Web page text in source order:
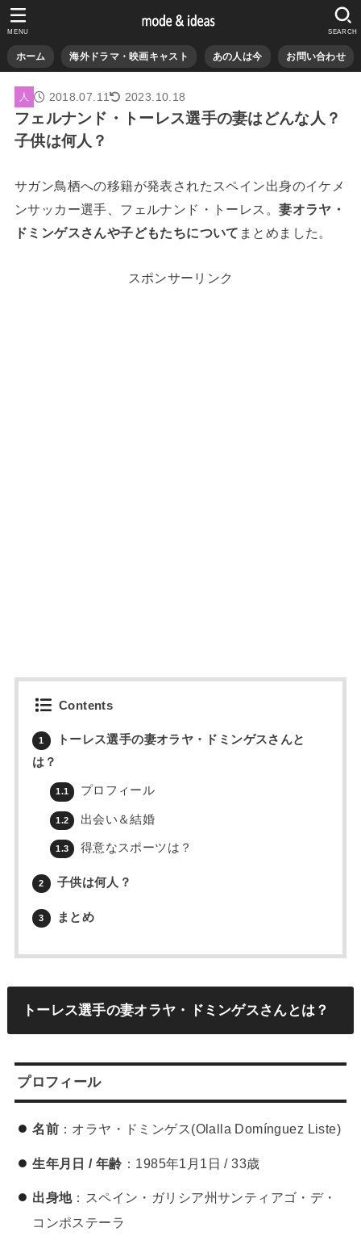
ホーム 海外ドラマ・映画キャスト あの人は今 お問い合わせ
SEARCH
MENU
人 2018.07.11 2023.10.18
フェルナンド・トーレス選手の妻はどんな人？
子供は何人？
サガン鳥栖への移籍が発表されたスペイン出身のイケメ
ンサッカー選手、フェルナンド・トーレス。妻オラヤ・
ドミンゲスさんや子どもたちについて まとめました。
スポンサーリンク
Contents
1
トーレス選手の妻オラヤ・ドミンゲスさんと
は？
1.1 プロフィール
1.2 出会い＆結婚
1.3 得意なスポーツは？
2 子供は何人？
3 まとめ
トーレス選手の妻オラヤ・ドミンゲスさんとは？
プロフィール
名前：オラヤ・ドミンゲス(Olalla Domínguez Liste)
生年月日 / 年齢 ：1985年1月1日 / 33歳
出身地：スペイン・ガリシア州サンティアゴ・デ・
コンポステーラ